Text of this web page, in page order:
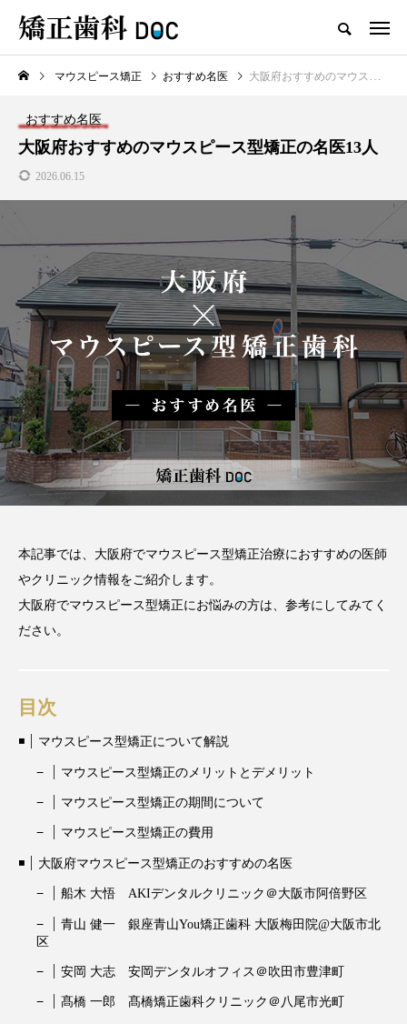
TOP ワイヤー矯正 マウスピース矯正
新着記事
ワイヤー矯正
テスト用_東京都おすすめの矯
正歯科の名医28人
2026.06.12
マウスピース矯正
マウスピース型矯正治療後に
保定は必要?リテーナーの装着
期間や時間、注意点も解説
2025.12.07
注目のトピック
おすすめ名医一覧 コラム
マウスピース矯正 治療
マウスピース矯正 おすすめ名医 大阪府おすすめのマウスピース型矯正の名医13人
おすすめ名医
大阪府おすすめのマウスピース型矯正の名医13人
2026.06.15
本記事では、大阪府でマウスピース型矯正治療におすすめの医師
やクリニック情報をご紹介します。
大阪府でマウスピース型矯正にお悩みの方は、参考にしてみてく
ださい。
目次
マウスピース型矯正について解説
マウスピース型矯正のメリットとデメリット
マウスピース型矯正の期間について
マウスピース型矯正の費用
大阪府マウスピース型矯正のおすすめの名医
船木 大悟 AKIデンタルクリニック＠大阪市阿倍野区
青山 健一 銀座青山You矯正歯科 大阪梅田院@大阪市北
区
安岡 大志 安岡デンタルオフィス＠吹田市豊津町
髙橋 一郎 髙橋矯正歯科クリニック＠八尾市光町